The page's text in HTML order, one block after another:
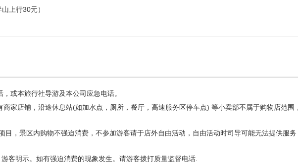
上行30元）
或本旅行社导游及本公司应急电话。
家店铺，沿途休息站(如加水点，厕所，餐厅，高速服务区停车点) 等小卖部不属于购物店范围
，景区内购物不强迫消费，不参加游客请于店外自由活动，自由活动时司导可能无法提供服
客明示。如有强迫消费的现象发生。请游客拨打质量监督电话.